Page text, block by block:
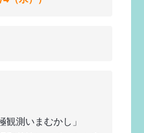
観測いまむかし」